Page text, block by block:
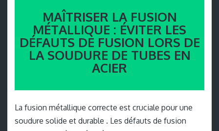
MAÎTRISER LA FUSION
MÉTALLIQUE : ÉVITER LES
DÉFAUTS DE FUSION LORS DE
LA SOUDURE DE TUBES EN
ACIER
La fusion métallique correcte est cruciale pour une
soudure solide et durable . Les défauts de fusion